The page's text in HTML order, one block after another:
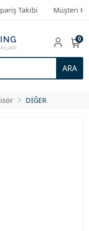
Takibi Müşteri
ARA
0
DİĞER